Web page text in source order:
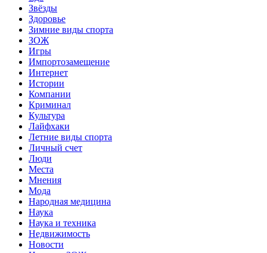
Звёзды
Здоровье
Зимние виды спорта
ЗОЖ
Игры
Импортозамещение
Интернет
Истории
Компании
Криминал
Культура
Лайфхаки
Летние виды спорта
Личный счет
Люди
Места
Мнения
Мода
Народная медицина
Наука
Наука и техника
Недвижимость
Новости